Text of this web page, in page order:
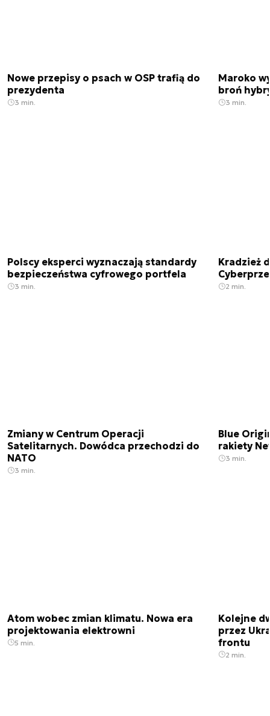
Nowe przepisy o psach w OSP trafią do
prezydenta
3 min.
Maroko
broń
3 min.
Polscy eksperci wyznaczają standardy
bezpieczeństwa cyfrowego portfela
3 min.
Kradzież
2 min.
Zmiany w Centrum Operacji
Satelitarnych. Dowódca przechodzi do
NATO
3 min.
Blue
rakiety
3 min.
Atom wobec zmian klimatu. Nowa era
projektowania elektrowni
5 min.
Kolejne
przez
frontu
2 min.